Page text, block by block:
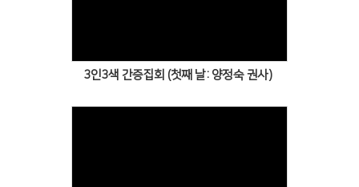
3인3색 간증집회 (첫째 날: 양정숙 권사)